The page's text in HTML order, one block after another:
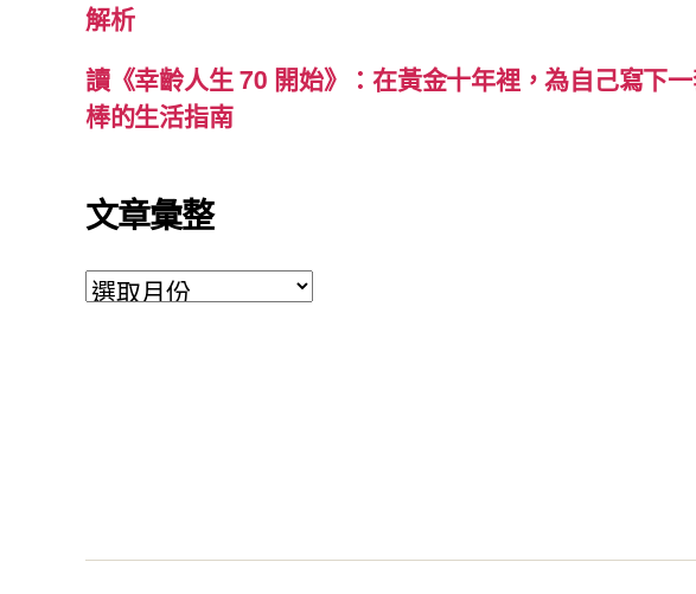
解析
讀《幸齡人生 70 開始》：在黃金十年裡，為自己寫下
棒的生活指南
文章彙整
文